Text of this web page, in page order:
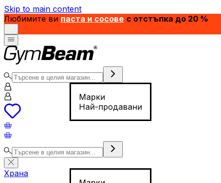
Skip to main content
Любимите ви паста и сосове с отстъпка до 20 %
Марки
Най-продавани
Храна